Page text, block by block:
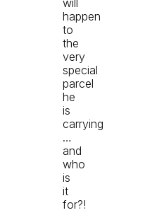
happen
to
the
very
special
parcel
he
is
carrying
…
and
who
is
it
for?!